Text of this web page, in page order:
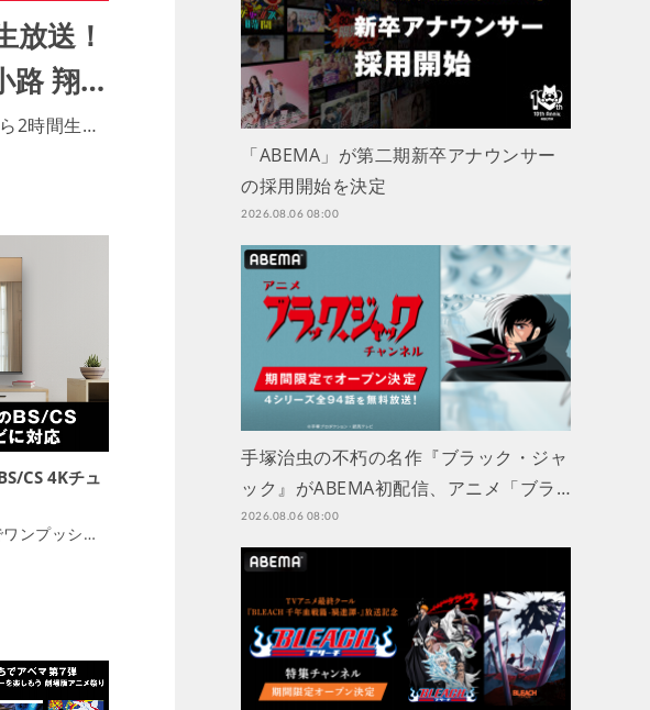
送！
路 翔…
2時間生…
CS 4Kチュ
ワンプッシ…
「ABEMA」が第二期新卒アナウンサー
の採用開始を決定
2026.08.06 08:00
手塚治虫の不朽の名作『ブラック・ジャ
ック』がABEMA初配信、アニメ「ブラ…
2026.08.06 08:00